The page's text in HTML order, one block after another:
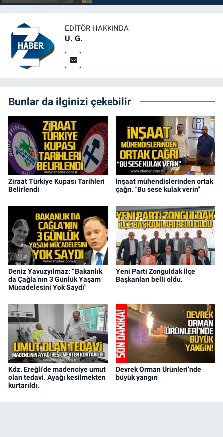
EDITÖR HAKKINDA
U. G.
Bunlar da ilginizi çekebilir
Ziraat Türkiye Kupası Tarihleri
Belirlendi
İnşaat mühendislerinden ortak
çağrı. "Bu sese kulak verin"
Deniz Yavuzyılmaz: “Bakanlık
da Çağla’nın 3 Günlük Yaşam
Mücadelesini Yok Saydı"
Yeni Parti Zonguldak İlçe
Başkanları belli oldu.
Kdz. Ereğli'de madenciye umut
olan tedavi. Ayağı kesilmekten
kurtarıldı.
Devrek Orman Ürünleri’nde
büyük yangın